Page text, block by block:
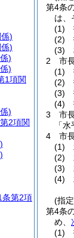
第4条
は、
(1)
(2)
(3)
2
市
(1)
(2)
(3)
(4)
3
市
「
4
市
(1)
(2)
(3)
(4)
(指
第4条
め、
(1)
)
)
)
)
1項関
)
2項関
条第2項